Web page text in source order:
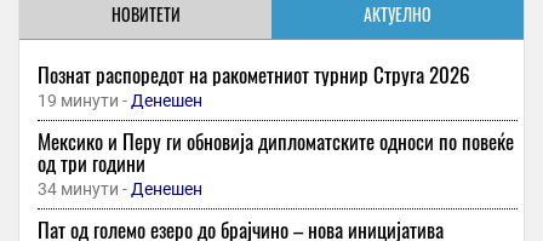
НОВИТЕТИ АКТУЕЛНО
Познат распоредот на ракометниот турнир Струга 2026
19 минути -Денешен
Мексико и Перу ги обновија дипломатските односи по повеќе
од три години
34 минути -Денешен
Пат од големо езеро до брајчино – нова иницијатива